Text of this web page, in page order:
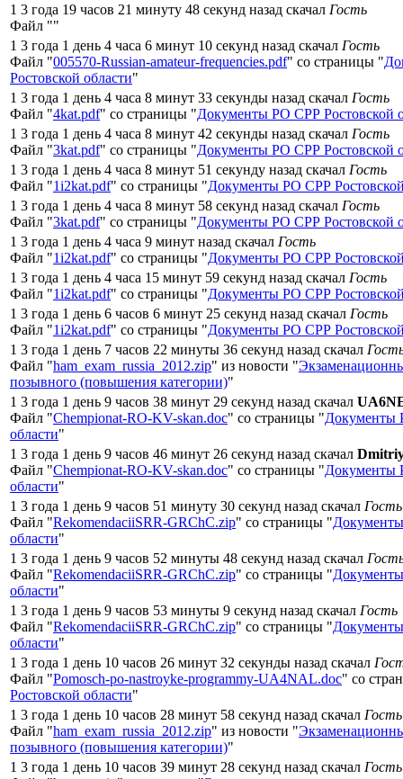
1 3 года 19 часов 21 минуту 48 секунд назад скачал Гость
Файл ""
1 3 года 1 день 4 часа 6 минут 10 секунд назад скачал Гость
Файл "005570-Russian-amateur-frequencies.pdf" со страницы "
Ростовской области"
1 3 года 1 день 4 часа 8 минут 33 секунды назад скачал Гость
Файл "4kat.pdf" со страницы "Документы РО СРР Ростовской
1 3 года 1 день 4 часа 8 минут 42 секунды назад скачал Гость
Файл "3kat.pdf" со страницы "Документы РО СРР Ростовской
1 3 года 1 день 4 часа 8 минут 51 секунду назад скачал Гость
Файл "1i2kat.pdf" со страницы "Документы РО СРР
1 3 года 1 день 4 часа 8 минут 58 секунд назад скачал Гость
Файл "3kat.pdf" со страницы "Документы РО СРР Ростовской
1 3 года 1 день 4 часа 9 минут назад скачал Гость
Файл "1i2kat.pdf" со страницы "Документы РО СРР
1 3 года 1 день 4 часа 15 минут 59 секунд назад скачал Гость
Файл "1i2kat.pdf" со страницы "Документы РО СРР
1 3 года 1 день 6 часов 6 минут 25 секунд назад скачал Гость
Файл "1i2kat.pdf" со страницы "Документы РО СРР
1 3 года 1 день 7 часов 22 минуты 36 секунд назад скачал
Файл "ham_exam_russia_2012.zip" из новости "
позывного (повышения категории)"
1 3 года 1 день 9 часов 38 минут 29 секунд назад скачал
Файл "Chempionat-RO-KV-skan.doc" со страницы "Документы
области"
1 3 года 1 день 9 часов 46 минут 26 секунд назад скачал
Файл "Chempionat-RO-KV-skan.doc" со страницы "Документы
области"
1 3 года 1 день 9 часов 51 минуту 30 секунд назад скачал Гость
Файл "RekomendaciiSRR-GRChC.zip" со страницы "
области"
1 3 года 1 день 9 часов 52 минуты 48 секунд назад скачал
Файл "RekomendaciiSRR-GRChC.zip" со страницы "
области"
1 3 года 1 день 9 часов 53 минуты 9 секунд назад скачал Гость
Файл "RekomendaciiSRR-GRChC.zip" со страницы "
области"
1 3 года 1 день 10 часов 26 минут 32 секунды назад скачал
Файл "Pomosch-po-nastroyke-programmy-UA4NAL.doc" со
Ростовской области"
1 3 года 1 день 10 часов 28 минут 58 секунд назад скачал Гость
Файл "ham_exam_russia_2012.zip" из новости "
позывного (повышения категории)"
1 3 года 1 день 10 часов 39 минут 28 секунд назад скачал Гость